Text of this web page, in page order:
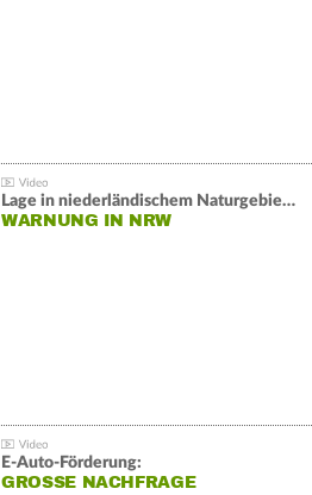
Lage in niederländischem Naturgebiet stabil
WARNUNG IN NRW
E-Auto-Förderung:
GROSSE NACHFRAGE